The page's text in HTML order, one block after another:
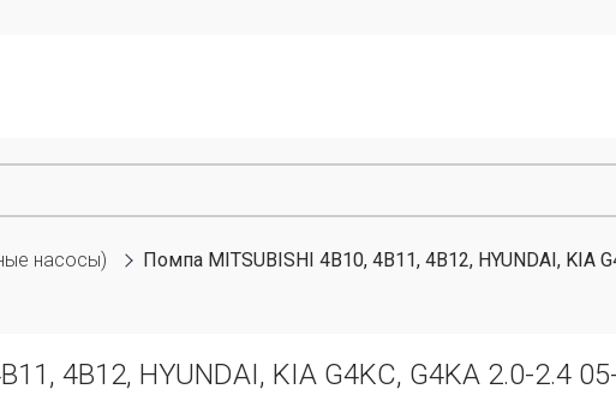
насосы) Помпа MITSUBISHI 4B10, 4B11, 4B12, HYUNDAI, KIA
4B12, HYUNDAI, KIA G4KC, G4KA 2.0-2.4